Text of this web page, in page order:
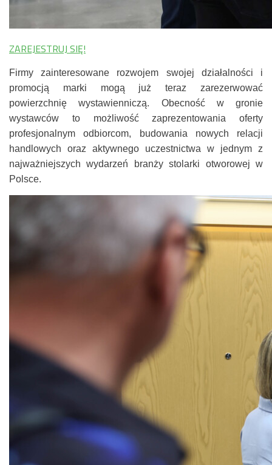
ZAREJESTRUJ SIĘ!
Firmy zainteresowane rozwojem swojej działalności i
promocją marki mogą już teraz zarezerwować
powierzchnię wystawienniczą. Obecność w gronie
wystawców to możliwość zaprezentowania oferty
profesjonalnym odbiorcom, budowania nowych relacji
handlowych oraz aktywnego uczestnictwa w jednym z
najważniejszych wydarzeń branży stolarki otworowej w
Polsce.